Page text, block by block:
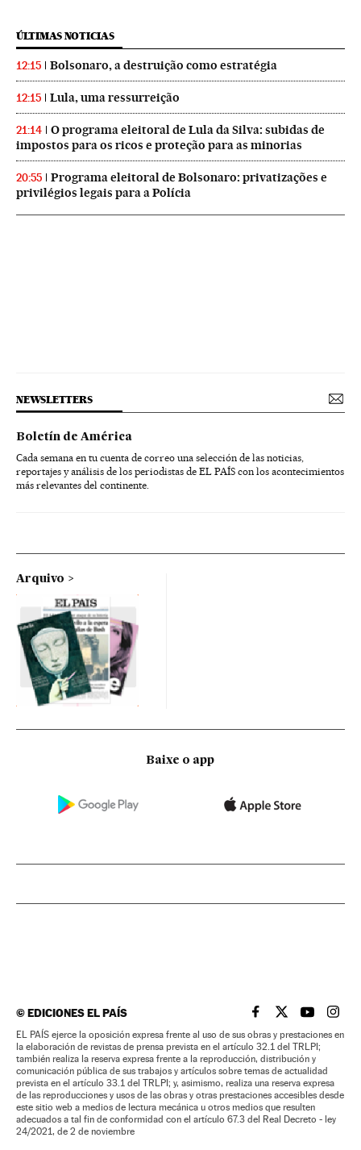
ÚLTIMAS NOTICIAS
12:15 Bolsonaro, a destruição como estratégia
12:15 Lula, uma ressurreição
21:14
O programa eleitoral de Lula da Silva: subidas de
impostos para os ricos e proteção para as minorias
20:55
Programa eleitoral de Bolsonaro: privatizações e
privilégios legais para a Polícia
NEWSLETTERS
Boletín de América
Cada semana en tu cuenta de correo una selección de las noticias,
reportajes y análisis de los periodistas de EL PAÍS con los acontecimientos
más relevantes del continente.
Arquivo
Baixe o app
©EDICIONES EL PAÍS EL PAÍS BRASIL EN
EL PAÍSEL PAÍS
EL
EL PAÍS ejerce la oposición expresa frente al uso de sus obras y prestaciones en
la elaboración de revistas de prensa prevista en el artículo 32.1 del TRLPI;
también realiza la reserva expresa frente a la reproducción, distribución y
comunicación pública de sus trabajos y artículos sobre temas de actualidad
prevista en el artículo 33.1 del TRLPI; y, asimismo, realiza una reserva expresa
de las reproducciones y usos de las obras y otras prestaciones accesibles desde
este sitio web a medios de lectura mecánica u otros medios que resulten
adecuados a tal fin de conformidad con el artículo 67.3 del Real Decreto - ley
24/2021, de 2 de noviembre